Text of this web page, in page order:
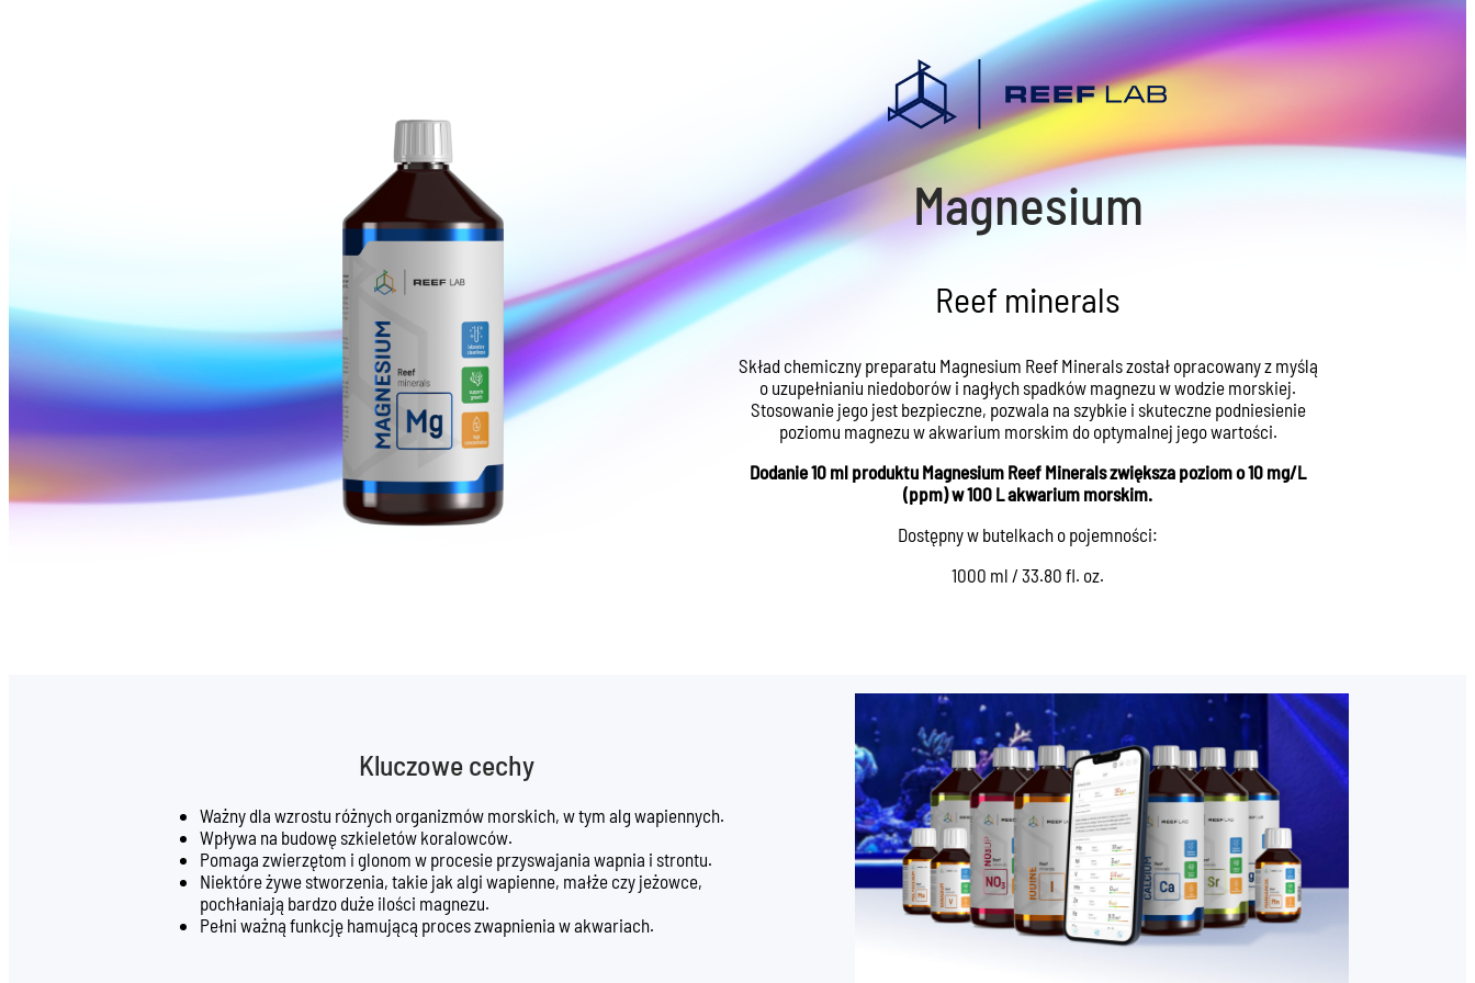
Magnesium
Reef minerals
Skład chemiczny preparatu Magnesium Reef Minerals został opracowany z myślą
o uzupełnianiu niedoborów i nagłych spadków magnezu w wodzie morskiej.
Stosowanie jego jest bezpieczne, pozwala na szybkie i skuteczne podniesienie
poziomu magnezu w akwarium morskim do optymalnej jego wartości.
Dodanie 10 ml produktu Magnesium Reef Minerals zwiększa poziom o 10 mg/L
(ppm) w 100 L akwarium morskim.
Dostępny w butelkach o pojemności:
1000 ml / 33.80 fl. oz.
Kluczowe cechy
Ważny dla wzrostu różnych organizmów morskich, w tym alg wapiennych.
Wpływa na budowę szkieletów koralowców.
Pomaga zwierzętom i glonom w procesie przyswajania wapnia i strontu.
Niektóre żywe stworzenia, takie jak algi wapienne, małże czy jeżowce,
pochłaniają bardzo duże ilości magnezu.
Pełni ważną funkcję hamującą proces zwapnienia w akwariach.